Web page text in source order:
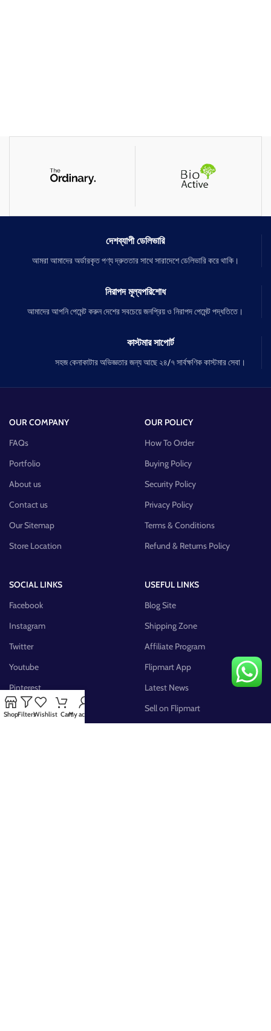
দেশব্যাপী ডেলিভারি
আমরা আমাদের অর্ডারকৃত পণ্য দ্রুততার সাথে সারাদেশে ডেলিভারি করে থাকি।
নিরাপদ মূল্যপরিশোধ
আমাদের আপনি পেমেন্ট করুন দেশের সবচেয়ে জনপ্রিয় ও নিরাপদ পেমেন্ট পদ্ধতিতে।
কাস্টমার সাপোর্ট
সহজ কেনাকাটার অভিজ্ঞতার জন্য আছে ২৪/৭ সার্বক্ষণিক কাস্টমার সেবা।
OUR COMPANY
FAQs
Portfolio
About us
Contact us
Our Sitemap
Store Location
OUR POLICY
How To Order
Buying Policy
Security Policy
Privacy Policy
Terms & Conditions
Refund & Returns Policy
SOCIAL LINKS
Facebook
Instagram
Twitter
Youtube
Pinterest
FB Group
USEFUL LINKS
Blog Site
Shipping Zone
Affiliate Program
Flipmart App
Latest News
Sell on Flipmart
ShopFiltersWishlist CartMy account